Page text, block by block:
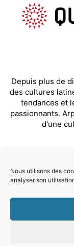
Depuis plus de
des cultures
tendances et
passionnants.
d'une
Nous utilisons des
analyser son